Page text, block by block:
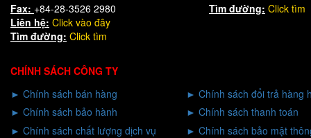
Fax: +84-28-3526 2980 Tìm đường: Click tìm
Liên hệ: Click vào đây
Tìm đường: Click tìm
CHÍNH SÁCH CÔNG TY
► Chính sách bán hàng ► Chính sách đổi trả hàng
► Chính sách bảo hành ► Chính sách thanh toán
► Chính sách chất lượng dịch vụ ► Chính sách bảo mật